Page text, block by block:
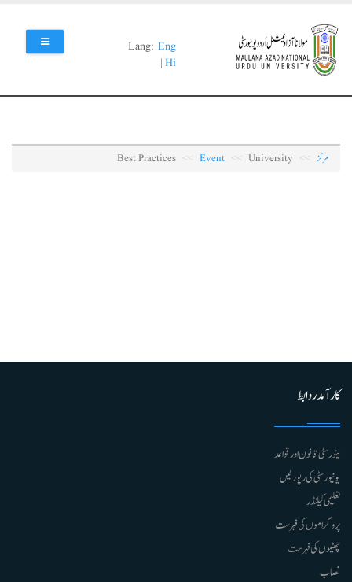
main
content
Lang: Eng
| Hi
مرکز Event
کارآمد روابط
ینورسٹی قانون اور قواعد
یونیورسٹی کی رپورٹیں
تعلیمی کیلنڈر
پروگراموں کی فہرست
چھٹیوں کی فہرست
نصاب